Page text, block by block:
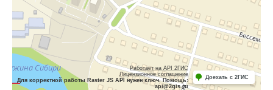
Работает на API 2ГИС
Лицензионное соглашение
Для корректной работы Raster JS API нужен ключ. Помощь:
api@2gis.ru
Доехать с 2ГИС